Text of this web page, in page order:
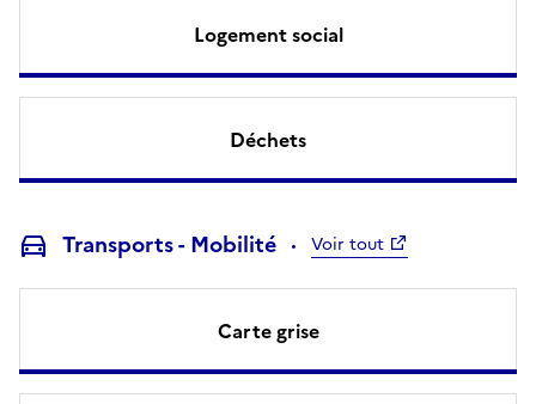
Logement social
Déchets
Transports - Mobilité Voir tout
Carte grise